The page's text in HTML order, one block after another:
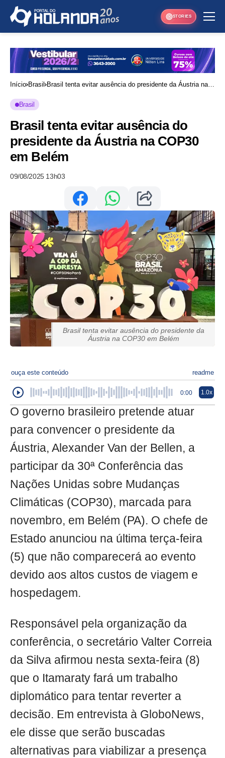
STORIES
Início Brasil
Brasil tenta evitar ausência do presidente da Áustria na
Brasil
Brasil tenta evitar ausência do
presidente da Áustria na COP30
em Belém
09/08/2025 13h03
Brasil tenta evitar ausência do presidente da
Áustria na COP30 em Belém
ouça este conteúdo readme
0:00 1.0x
O governo brasileiro pretende atuar
para convencer o presidente da
Áustria, Alexander Van der Bellen, a
participar da 30ª Conferência das
Nações Unidas sobre Mudanças
Climáticas (COP30), marcada para
novembro, em Belém (PA). O chefe de
Estado anunciou na última terça-feira
(5) que não comparecerá ao evento
devido aos altos custos de viagem e
hospedagem.
Responsável pela organização da
conferência, o secretário Valter Correia
da Silva afirmou nesta sexta-feira (8)
que o Itamaraty fará um trabalho
diplomático para tentar reverter a
decisão. Em entrevista à GloboNews,
ele disse que serão buscadas
alternativas para viabilizar a presença